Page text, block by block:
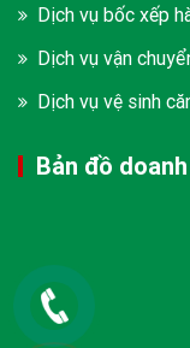
Dịch vụ bốc xếp
Dịch vụ vận
Dịch vụ vệ sinh
Bản đồ